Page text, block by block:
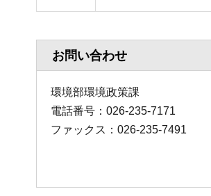
お問い合わせ
環境部環境政策課
電話番号：026-235-7171
ファックス：026-235-7491